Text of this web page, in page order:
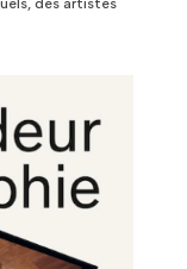
des artistes